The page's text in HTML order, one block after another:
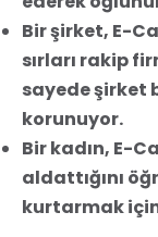
Bir şirket, E-
sırları rakip
sayede şirket
korunuyor.
Bir kadın, E-
aldattığını
kurtarmak